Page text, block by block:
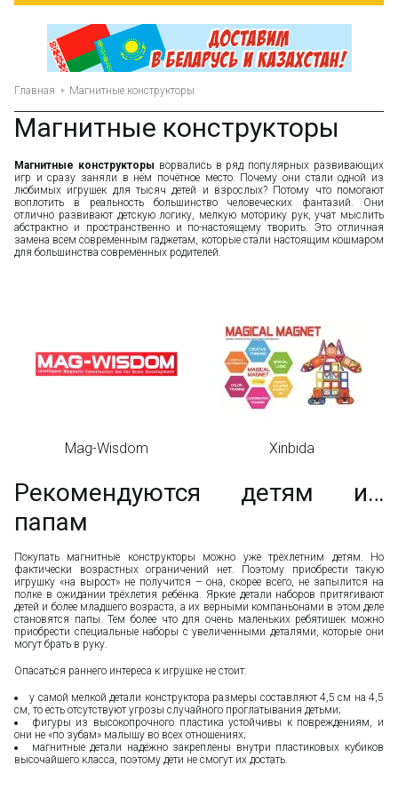
Главная Магнитные конструкторы
Магнитные конструкторы
Магнитные конструкторы ворвались в ряд популярных развивающих
игр и сразу заняли в нём почётное место. Почему они стали одной из
любимых игрушек для тысяч детей и взрослых? Потому что помогают
воплотить в реальность большинство человеческих фантазий. Они
отлично развивают детскую логику, мелкую моторику рук, учат мыслить
абстрактно и пространственно и по-настоящему творить. Это отличная
замена всем современным гаджетам, которые стали настоящим кошмаром
для большинства современных родителей.
Mag-Wisdom Xinbida
Рекомендуются детям и…
папам
Покупать магнитные конструкторы можно уже трёхлетним детям. Но
фактически возрастных ограничений нет. Поэтому приобрести такую
игрушку «на вырост» не получится – она, скорее всего, не запылится на
полке в ожидании трёхлетия ребёнка. Яркие детали наборов притягивают
детей и более младшего возраста, а их верными компаньонами в этом деле
становятся папы. Тем более что для очень маленьких ребятишек можно
приобрести специальные наборы с увеличенными деталями, которые они
могут брать в руку.
Опасаться раннего интереса к игрушке не стоит:
у самой мелкой детали конструктора размеры составляют 4,5 см на 4,5
см, то есть отсутствуют угрозы случайного проглатывания детьми;
фигуры из высокопрочного пластика устойчивы к повреждениям, и
они не «по зубам» малышу во всех отношениях;
магнитные детали надёжно закреплены внутри пластиковых кубиков
высочайшего класса, поэтому дети не смогут их достать.